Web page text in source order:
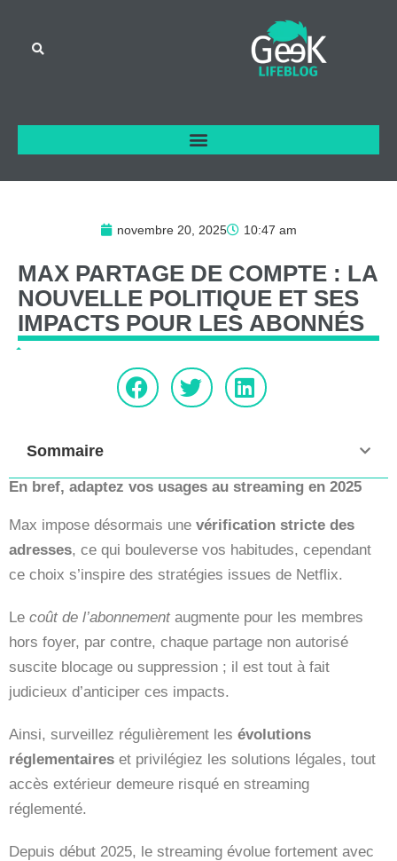
novembre 20, 2025 10:47 am
MAX PARTAGE DE COMPTE : LA
NOUVELLE POLITIQUE ET SES
IMPACTS POUR LES ABONNÉS
Sommaire
En bref, adaptez vos usages au streaming en 2025
Max impose désormais une vérification stricte des
adresses, ce qui bouleverse vos habitudes, cependant
ce choix s’inspire des stratégies issues de Netflix.
Le coût de l’abonnementaugmente pour les membres
hors foyer, par contre, chaque partage non autorisé
suscite blocage ou suppression ; il est tout à fait
judicieux d’anticiper ces impacts.
Ainsi, surveillez régulièrement les évolutions
réglementaires et privilégiez les solutions légales, tout
accès extérieur demeure risqué en streaming
réglementé.
Depuis début 2025, le streaming évolue fortement avec